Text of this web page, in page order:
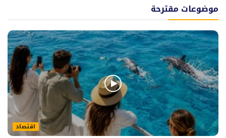
موضوعات مقترحة
اقتصاد